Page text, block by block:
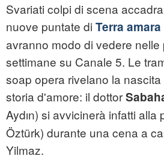
Svariati colpi di scena
nuove puntate di Terra amara
avranno modo di vedere nelle
settimane su Canale 5. Le
soap opera rivelano la
storia d'amore: il dottor
Aydın) si avvicinerà infatti alla
Öztürk) durante una cena a
Yilmaz.